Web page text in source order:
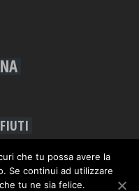
che tu possa avere la
Se continui ad utilizzare
tu ne sia felice.